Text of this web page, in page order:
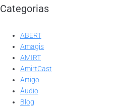
Categorias
ABERT
Amagis
AMIRT
AmirtCast
Artigo
Áudio
Blog